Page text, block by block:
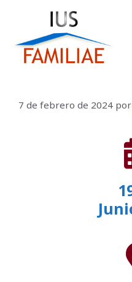
7 de febrero de 2024 por